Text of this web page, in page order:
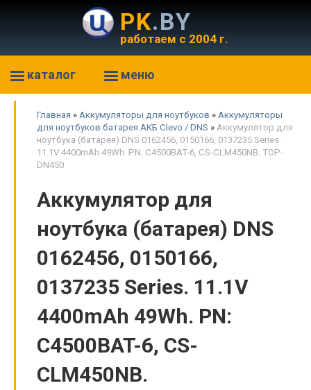
PK.BY
работаем с 2004 г.
каталог меню
Главная » Аккумуляторы для ноутбуков » Аккумуляторы
для ноутбуков батарея АКБ Clevo / DNS » Аккумулятор для
ноутбука (батарея) DNS 0162456, 0150166, 0137235 Series.
11.1V 4400mAh 49Wh. PN: C4500BAT-6, CS-CLM450NB. TOP-
DN450
Аккумулятор для
ноутбука (батарея) DNS
0162456, 0150166,
0137235 Series. 11.1V
4400mAh 49Wh. PN:
C4500BAT-6, CS-
CLM450NB.